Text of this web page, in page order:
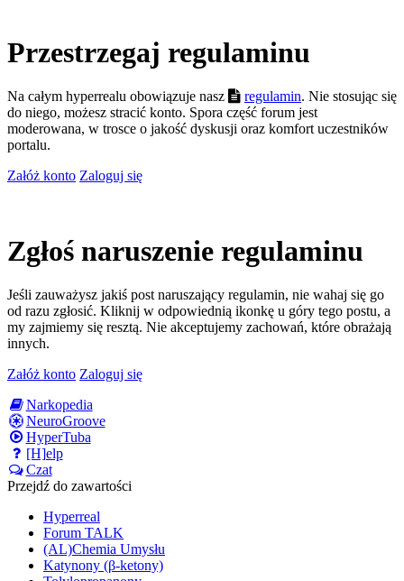
Przestrzegaj regulaminu
Na całym hyperrealu obowiązuje nasz regulamin. Nie stosując się
do niego, możesz stracić konto. Spora część forum jest
moderowana, w trosce o jakość dyskusji oraz komfort uczestników
portalu.
Załóż konto Zaloguj się
Zgłoś naruszenie regulaminu
Jeśli zauważysz jakiś post naruszający regulamin, nie wahaj się go
od razu zgłosić. Kliknij w odpowiednią ikonkę u góry tego postu, a
my zajmiemy się resztą. Nie akceptujemy zachowań, które obrażają
innych.
Załóż konto Zaloguj się
Narkopedia
NeuroGroove
HyperTuba
[H]elp
Czat
Przejdź do zawartości
Hyperreal
Forum TALK
(AL)Chemia Umysłu
Katynony (β-ketony)